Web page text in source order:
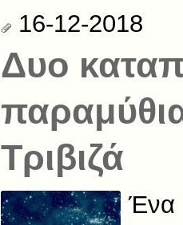
16-12-2018
Δυο
Τριβιζά
Ένα